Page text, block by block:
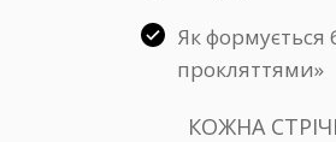
Як формується
прокляттями»
КОЖНА